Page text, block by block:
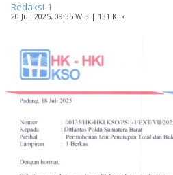
Redaksi-1
20 Juli 2025, 09:35 WIB | 131 Klik